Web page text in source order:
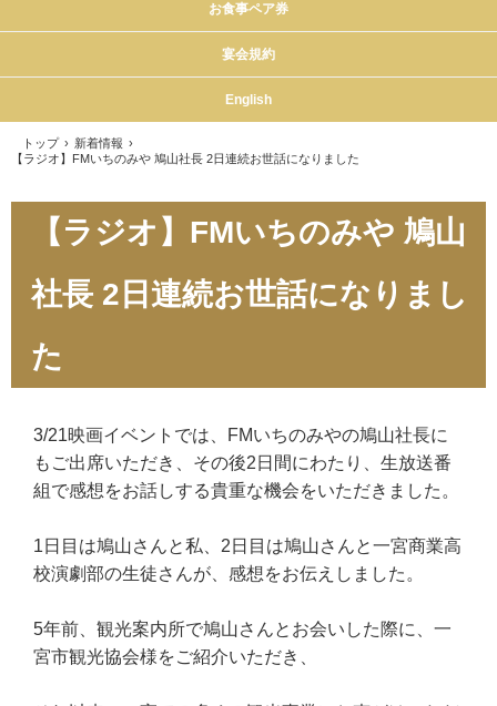
お食事ペア券
宴会規約
English
トップ › 新着情報 ›
【ラジオ】FMいちのみや 鳩山社長 2日連続お世話になりました
【ラジオ】FMいちのみや 鳩山
社長 2日連続お世話になりまし
た
3/21映画イベントでは、FMいちのみやの鳩山社長に
もご出席いただき、その後2日間にわたり、生放送番
組で感想をお話しする貴重な機会をいただきました。
1日目は鳩山さんと私、2日目は鳩山さんと一宮商業高
校演劇部の生徒さんが、感想をお伝えしました。
5年前、観光案内所で鳩山さんとお会いした際に、一
宮市観光協会様をご紹介いただき、